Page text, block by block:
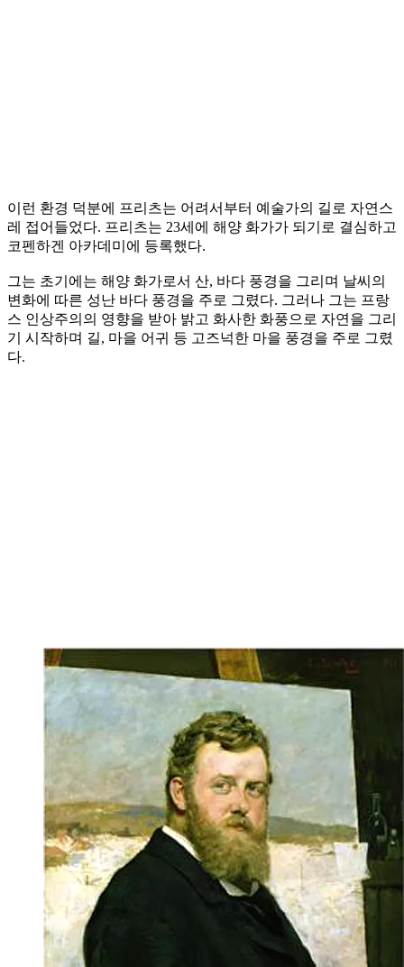
이런 환경 덕분에 프리츠는 어려서부터 예술가의 길로 자연스
레 접어들었다. 프리츠는 23세에 해양 화가가 되기로 결심하고
코펜하겐 아카데미에 등록했다.
그는 초기에는 해양 화가로서 산, 바다 풍경을 그리며 날씨의
변화에 따른 성난 바다 풍경을 주로 그렸다. 그러나 그는 프랑
스 인상주의의 영향을 받아 밝고 화사한 화풍으로 자연을 그리
기 시작하며 길, 마을 어귀 등 고즈넉한 마을 풍경을 주로 그렸
다.